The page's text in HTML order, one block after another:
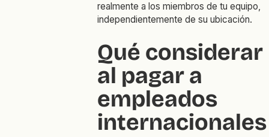
realmente a los miembros de tu equipo,
independientemente de su ubicación.
Qué considerar
al pagar a
empleados
internacionales